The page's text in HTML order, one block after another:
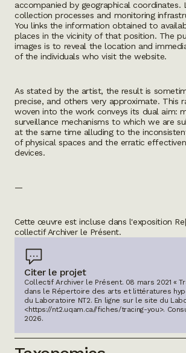
accompanied by geographical coordinates.
collection processes and monitoring
Youlinks the information obtained to
places in the vicinity of that position. The
images is to reveal the location and
of the individuals who visit the website.
As stated by the artist, the result is
precise, and others very approximate. This
woven into the work conveys its dual aim:
surveillance mechanisms to which we are
at the same time alluding to the
of physical spaces and the erratic
devices.
—
Cette œuvre est incluse dans l'exposition
collectif Archiver le Présent.
Citer le projet
Collectif Archiver le Présent. 08 mars 2021 «
dans le Répertoire des arts et littératures
du Laboratoire NT2. En ligne sur le site du
<https://nt2.uqam.ca//fiches/tracing-you>.
2026.